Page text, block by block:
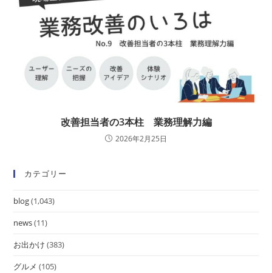
改善担当者の3本柱 業務理解力編
2026年2月25日
カテゴリー
blog(1,043)
news(11)
お出かけ (383)
グルメ (105)